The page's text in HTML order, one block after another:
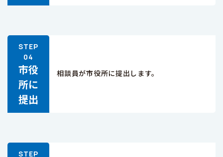
市役
所に
提出
相談員が市役所に提出します。